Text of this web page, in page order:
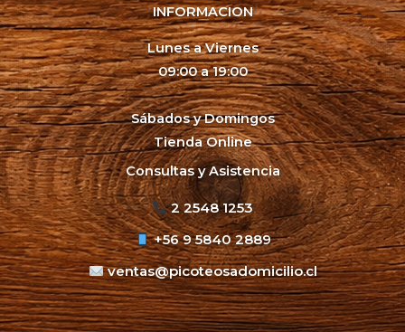
INFORMACION
Lunes a Viernes
09:00 a 19:00
Sábados y Domingos
Tienda Online
Consultas y Asistencia
2 2548 1253
+56 9 5840 2889
ventas@picoteosadomicilio.cl